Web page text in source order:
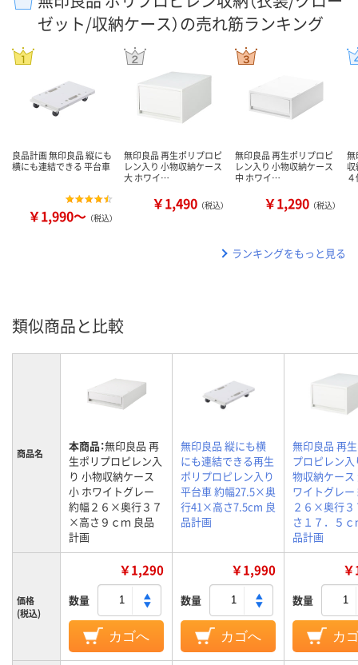
ゼット/収納ケース）の売れ筋ランキング
良品計画 無印良品 縦にも
横にも連結できる 平台車
￥1,990～ （税込）
無印良品 再生ポリプロピ
レン入り 小物収納ケース
大 ホワイ…
￥1,490 （税込）
無印良品 再生ポリプロピ
レン入り 小物収納ケース
中 ホワイ…
￥1,290 （税込）
無
収
ランキングをもっと見る
類似商品と比較
商品名 本商品：無印良品 再
生ポリプロピレン入
り 小物収納ケース
小 ホワイトグレー
約幅２６×奥行３７
×高さ９ｃｍ 良品
計画
無印良品 縦にも横
にも連結できる再生
ポリプロピレン入り
平台車 約幅27.5×奥
行41×高さ7.5cm 良
品計画
無印良品 再
プロピレン入
物収納ケース
ワイトグレー
２６×奥行
さ１７．５ｃ
品計画
価格
(税込)
￥1,290
数量
カゴへ
￥1,990
数量
カゴへ
数量
カ